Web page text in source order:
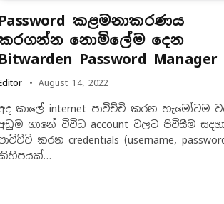
Password කළමනාකරණය
නොමිලේම දෙන
Bitwarden Password Manager
August 14, 2022
කාලේ internet පාවිච්චි කරන හැමෝටම
ගානේ විවිධ account වලට පිවිසීම
කරන credentials (username,